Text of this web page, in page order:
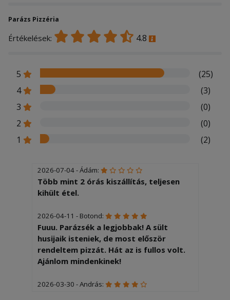
Parázs Pizzéria
Értékelések: 4.8
5
(25)
4
(3)
3
(0)
2
(0)
1
(2)
2026-07-04 - Ádám:
Több mint 2 órás kiszállítás, teljesen
kihült étel.
2026-04-11 - Botond:
Fuuu. Parázsék a legjobbak! A sült
husijaik isteniek, de most először
rendeltem pizzát. Hát az is fullos volt.
Ajánlom mindenkinek!
2026-03-30 - András: